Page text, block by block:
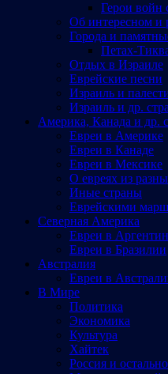
Герои войн
Об интересном и
Города и
Петах-
Отдых в Израиле
Еврейские песни
Израиль и
Израиль и др.
Америка, Канада и др.
Евреи в Америке
Евреи в Канаде
Евреи в Мексике
О евреях из
Иные страны
Еврейскими
Северная Америка
Евреи в
Евреи в Бразилии
Австралия
Евреи в
В Мире
Политика
Экономика
Культура
Хайтек
Россия и